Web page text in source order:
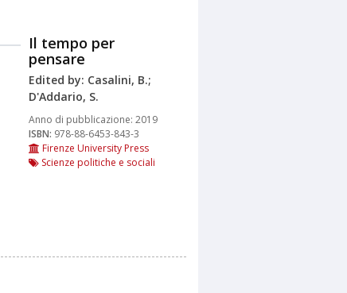
Il tempo per
pensare
Edited by: Casalini, B.;
D'Addario, S.
Anno di pubblicazione: 2019
ISBN: 978-88-6453-843-3
Firenze University Press
Scienze politiche e sociali